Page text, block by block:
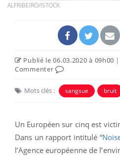
ALFRIBEIRO/ISTOCK
Publié le 06.03.2020 à 09h00
Commenter
Mots clés : sangsue bruit
Un Européen sur cinq est
Dans un rapport intitulé “
l’Agence européenne de